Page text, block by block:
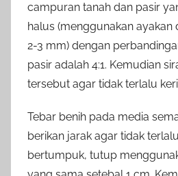
campuran tanah dan pasir
halus (menggunakan ayakan
2-3 mm) dengan
pasir adalah 4:1. Kemudian
tersebut agar tidak terlalu
Tebar benih pada media
berikan jarak agar tidak
bertumpuk, tutup